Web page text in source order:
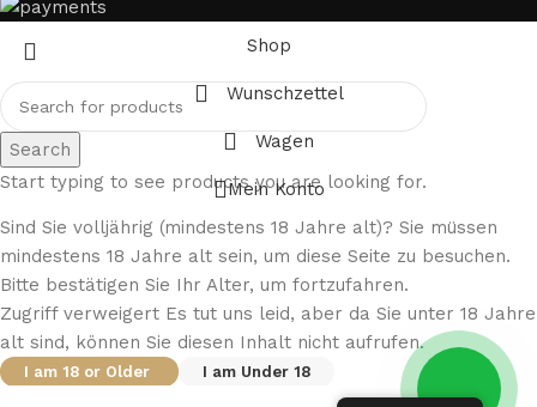
Search
Start typing to see products you are looking for.
Shop
Wunschzettel
Wagen
Mein Konto
Sind Sie volljährig (mindestens 18 Jahre alt)? Sie müssen
mindestens 18 Jahre alt sein, um diese Seite zu besuchen.
Bitte bestätigen Sie Ihr Alter, um fortzufahren.
Zugriff verweigert Es tut uns leid, aber da Sie unter 18 Jahre
alt sind, können Sie diesen Inhalt nicht aufrufen.
I am 18 or Older I am Under 18